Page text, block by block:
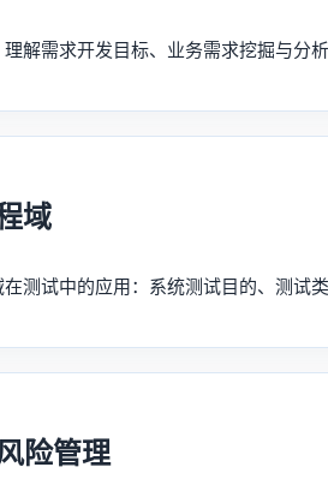
解需求开发目标、业务需求挖掘与分
域
测试中的应用：系统测试目的、测试
险管理